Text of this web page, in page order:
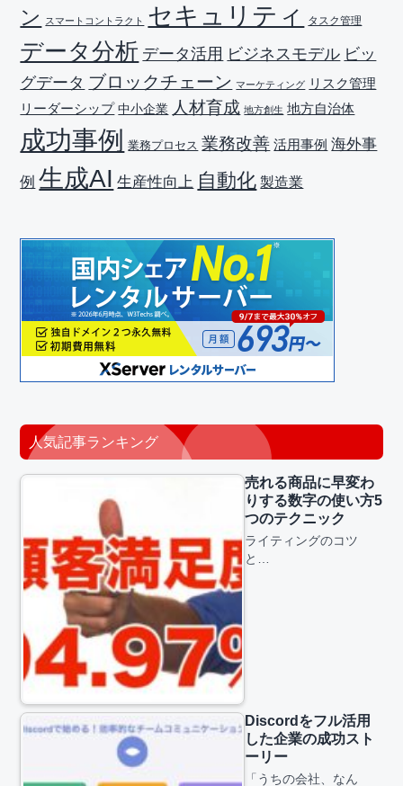
ン
スマートコントラクト セキュリティ タスク管理
データ分析 データ活用 ビジネスモデル ビッ
グデータ ブロックチェーン マーケティング リスク管理
リーダーシップ 中小企業 人材育成 地方創生 地方自治体
成功事例 業務プロセス 業務改善 活用事例 海外事
例 生成AI 生産性向上 自動化 製造業
人気記事ランキング
売れる商品に早変わ
りする数字の使い方5
つのテクニック
ライティングのコツ
と…
Discordをフル活用
した企業の成功スト
ーリー
「うちの会社、なん